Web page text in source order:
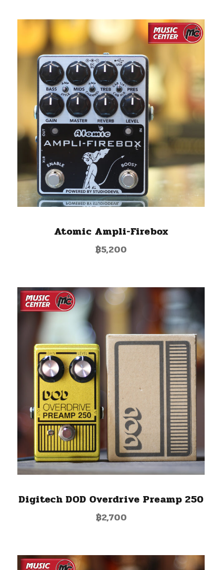
Atomic Ampli-Firebox
฿5,200
Digitech DOD Overdrive Preamp 250
฿2,700